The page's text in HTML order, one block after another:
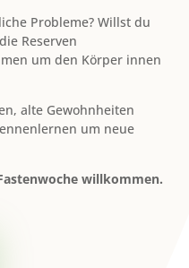
Probleme? Willst du
Reserven
um den Körper innen
alte Gewohnheiten
um neue
willkommen.